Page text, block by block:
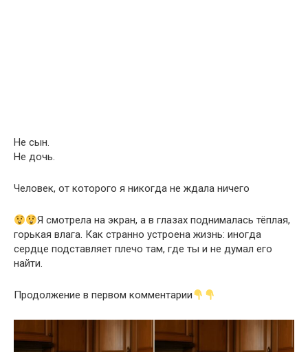
Не сын.
Не дочь.
Человек, от которого я никогда не ждала ничего
Я смотрела на экран, а в глазах поднималась тёплая,
горькая влага. Как странно устроена жизнь: иногда
сердце подставляет плечо там, где ты и не думал его
найти.
Продолжение в первом комментарии